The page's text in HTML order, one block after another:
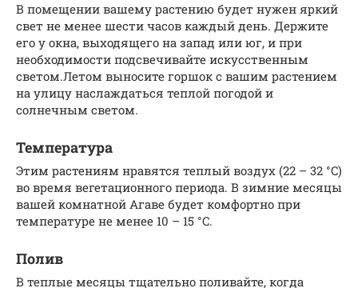
В помещении вашему растению будет нужен яркий
свет не менее шести часов каждый день. Держите
его у окна, выходящего на запад или юг, и при
необходимости подсвечивайте искусственным
светом.Летом выносите горшок с вашим растением
на улицу наслаждаться теплой погодой и
солнечным светом.
Температура
Этим растениям нравятся теплый воздух (22 – 32 °C)
во время вегетационного периода. В зимние месяцы
вашей комнатной Агаве будет комфортно при
температуре не менее 10 – 15 °C.
Полив
В теплые месяцы тщательно поливайте, когда